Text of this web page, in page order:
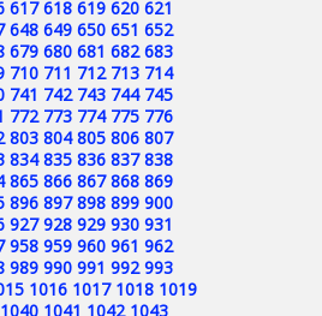
617 618 619 620 621
648 649 650 651 652
679 680 681 682 683
710 711 712 713 714
741 742 743 744 745
772 773 774 775 776
803 804 805 806 807
834 835 836 837 838
865 866 867 868 869
896 897 898 899 900
927 928 929 930 931
958 959 960 961 962
989 990 991 992 993
1016 1017 1018 1019
1040 1041 1042 1043